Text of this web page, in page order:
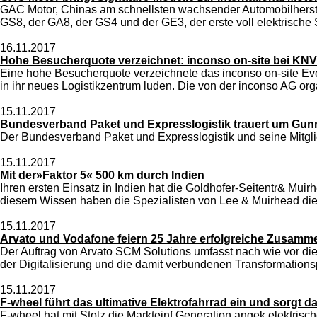
GAC Motor, Chinas am schnellsten wachsender
GS8, der GA8, der GS4 und der GE3, der erste voll
16.11.2017
Hohe Besucherquote verzeichnet: inconso on-site bei
Eine hohe Besucherquote verzeichnete das inconso on-site
in ihr neues Logistikzentrum luden. Die von der inconso AG
15.11.2017
Bundesverband Paket und Expresslogistik trauert um
Der Bundesverband Paket und Expresslogistik und seine
15.11.2017
Mit der»Faktor 5« 500 km durch Indien
Ihren ersten Einsatz in Indien hat die Goldhofer-Seitentr&
diesem Wissen haben die Spezialisten von Lee & Muirhead
15.11.2017
Arvato und Vodafone feiern 25 Jahre erfolgreiche
Der Auftrag von Arvato SCM Solutions umfasst nach wie vor
der Digitalisierung und die damit verbundenen
15.11.2017
F-wheel führt das ultimative Elektrofahrrad ein und sorgt